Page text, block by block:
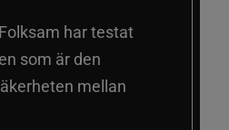
har testat
som är den
mellan